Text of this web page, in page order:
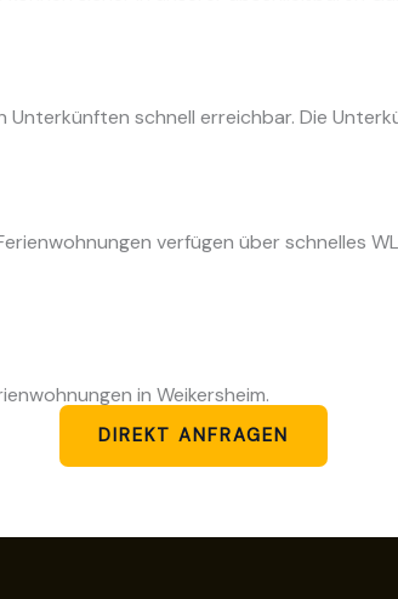
schnell erreichbar. Die
verfügen über schnelles
in Weikersheim.
DIREKT ANFRAGEN